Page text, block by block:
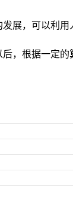
展，可以利
，根据一定